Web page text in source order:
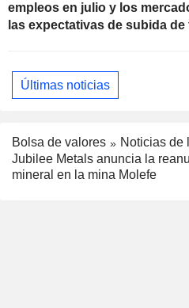
empleos en julio y los
las expectativas de subida
Últimas noticias
Bolsa de valores
Noticias de
Jubilee Metals anuncia la
mineral en la mina Molefe